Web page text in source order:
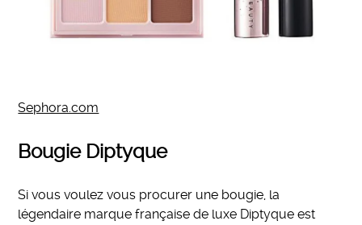
Sephora.com
Bougie Diptyque
Si vous voulez vous procurer une bougie, la
légendaire marque française de luxe Diptyque est